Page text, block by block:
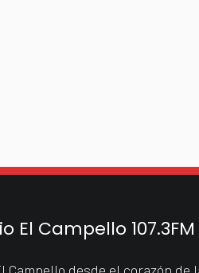
El Campello 107.3FM